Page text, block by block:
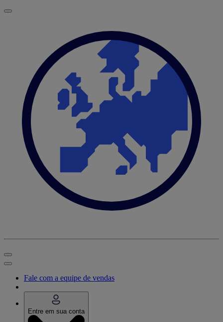
Fale com a equipe de vendas
Entre em sua conta